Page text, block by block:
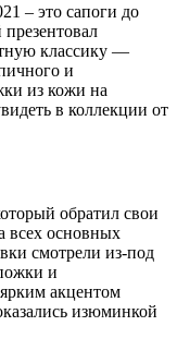
– это сапоги до
классику —
и
из кожи на
в коллекции от
обратил свои
всех основных
смотрели из-под
и
акцентом
изюминкой